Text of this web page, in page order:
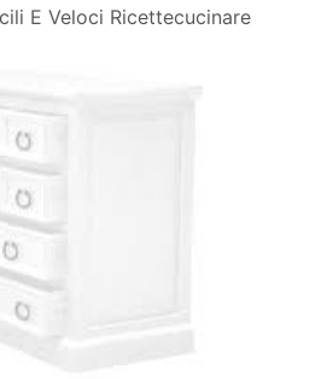
E Veloci Ricettecucinare